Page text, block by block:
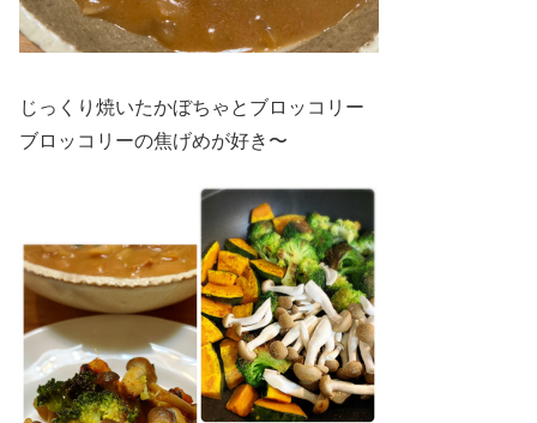
じっくり焼いたかぼちゃとブロッコリー
ブロッコリーの焦げめが好き〜